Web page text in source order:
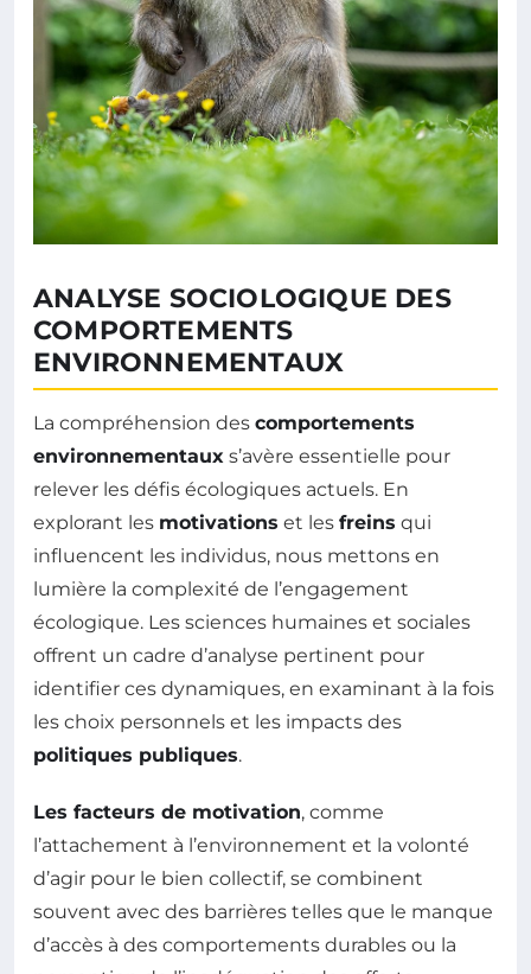
ANALYSE SOCIOLOGIQUE DES
COMPORTEMENTS
ENVIRONNEMENTAUX
La compréhension des comportements
environnementaux s’avère essentielle pour
relever les défis écologiques actuels. En
explorant les motivations et les freins qui
influencent les individus, nous mettons en
lumière la complexité de l’engagement
écologique. Les sciences humaines et sociales
offrent un cadre d’analyse pertinent pour
identifier ces dynamiques, en examinant à la fois
les choix personnels et les impacts des
politiques publiques.
Les facteurs de motivation, comme
l’attachement à l’environnement et la volonté
d’agir pour le bien collectif, se combinent
souvent avec des barrières telles que le manque
d’accès à des comportements durables ou la